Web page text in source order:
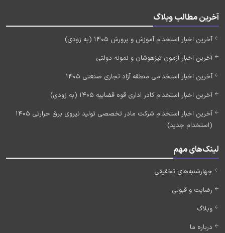
آخرین مطالب وبلاگ
آخرین اخبار استخدام آموزش و پرورش 1405 (به زودی)
آخرین اخبار آزمون تیزهوشان و نمونه دولتی
آخرین اخبار استخدامی منطقه آزاد تجاری صنعتی 1405
آخرین اخبار استخدام کادر اداری قوه قضاییه 1405 (به زودی)
آخرین اخبار استخدام شرکت مادر تخصصی تولید نیروی برق حرارتی 1405
(استخدام جدید)
لینک‌های مهم
چهارشنبه‌های تخفیفی
رضایت و قبولی
وبلاگ
درباره ما